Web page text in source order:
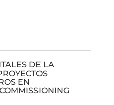
DE LA
EN